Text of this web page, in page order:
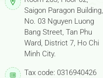
Saigon Paragon Building,
No. 03 Nguyen Luong
Bang Street, Tan Phu
Ward, District 7, Ho Chi
Minh City.
Tax code: 0316940426